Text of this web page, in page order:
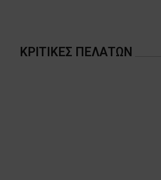
ΚΡΙΤΙΚΈΣ ΠΕΛΑΤΏΝ